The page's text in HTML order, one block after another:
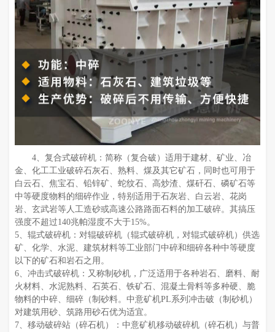
4、复合式破碎机：简称（复合破）适用于建材、矿业、冶
金、化工工业破碎石灰石、熟料、煤及其它矿石，同时也可用于
白云石、焦宝石、铅锌矿、蛇纹石、高炒渣、煤矸石、磷矿石等
中等硬度物料的细碎作业，特别适用于石灰岩、白云岩、花岗
岩、玄武岩等人工造砂或高速公路路面石料的加工破碎。其搞压
强度不超过140兆帕湿度不大于15%。
5、辊式破碎机：对辊破碎机（辊式破碎机，对辊式破碎机）供选
矿、化学、水泥、建筑材料等工业部门中碎和细碎各种中等硬度
以下的矿石和岩石之用。
6、冲击式破碎机：又称制砂机，广泛适用于各种岩石、磨料、耐
火材料、水泥熟料、石英石、铁矿石、混凝土骨料等多种硬、脆
物料的中碎、细碎（制砂料。中意矿机PL系列冲击破（制砂机）
对建筑用砂、筑路用砂石优为适宜。
7、移动破碎站（碎石机）：中意矿机移动破碎机（碎石机）与普